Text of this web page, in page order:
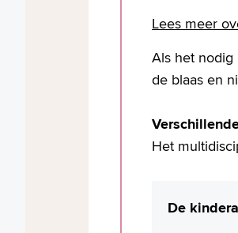
Lees meer
Als het nodig
de blaas en
Het
De